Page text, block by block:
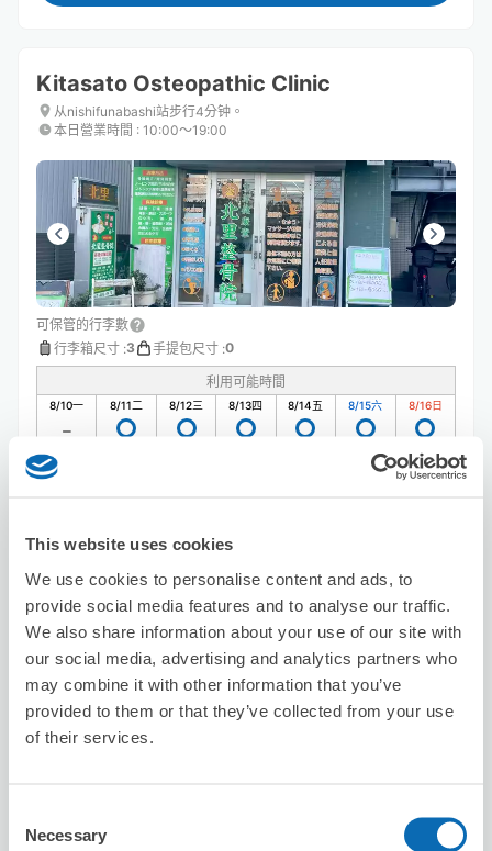
This website uses cookies
We use cookies to personalise content and ads, to
provide social media features and to analyse our traffic.
We also share information about your use of our site with
our social media, advertising and analytics partners who
may combine it with other information that you’ve
provided to them or that they’ve collected from your use
of their services.
Selection
Necessary
Kitasato Osteopathic Clinic
从nishifunabashi站步行4分钟。
本日營業時間 : 10:00〜19:00
可保管的行李數
行李箱尺寸 :3 手提包尺寸 :0
利用可能時間
8/10一 8/11二 8/12三 8/13四 8/14五 8/15六 8/16日
Seven-Eleven Funabashi Uchinaicho
从nishifunabashi站步行3分钟。
本日營業時間: 00:00〜00:00
可保管的行李數